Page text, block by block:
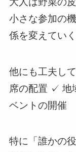
小さな参加の
係を変えてい
他にも工夫し
席の配置 ✓ 地
ベントの開催
特に「誰かの